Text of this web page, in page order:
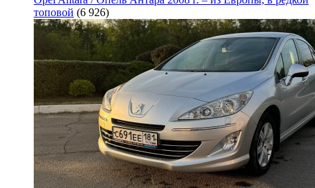
топовой (6 926)